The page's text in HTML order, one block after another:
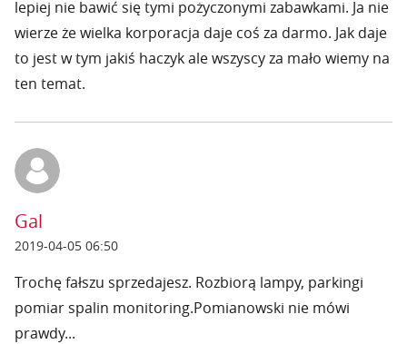
lepiej nie bawić się tymi pożyczonymi zabawkami. Ja nie
wierze że wielka korporacja daje coś za darmo. Jak daje
to jest w tym jakiś haczyk ale wszyscy za mało wiemy na
ten temat.
Gal
2019-04-05 06:50
Trochę fałszu sprzedajesz. Rozbiorą lampy, parkingi
pomiar spalin monitoring.Pomianowski nie mówi
prawdy...